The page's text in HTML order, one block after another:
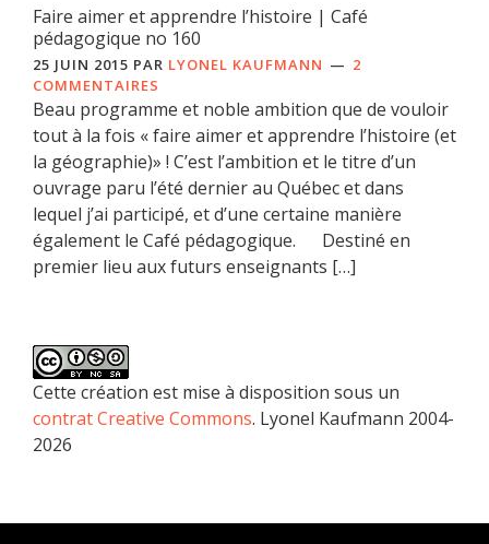
Faire aimer et apprendre l’histoire | Café
pédagogique no 160
25 JUIN 2015 PAR LYONEL KAUFMANN
2
COMMENTAIRES
Beau programme et noble ambition que de vouloir
tout à la fois « faire aimer et apprendre l’histoire (et
la géographie)» ! C’est l’ambition et le titre d’un
ouvrage paru l’été dernier au Québec et dans
lequel j’ai participé, et d’une certaine manière
également le Café pédagogique. Destiné en
premier lieu aux futurs enseignants […]
Cette création est mise à disposition sous un
contrat Creative Commons. Lyonel Kaufmann 2004-
2026